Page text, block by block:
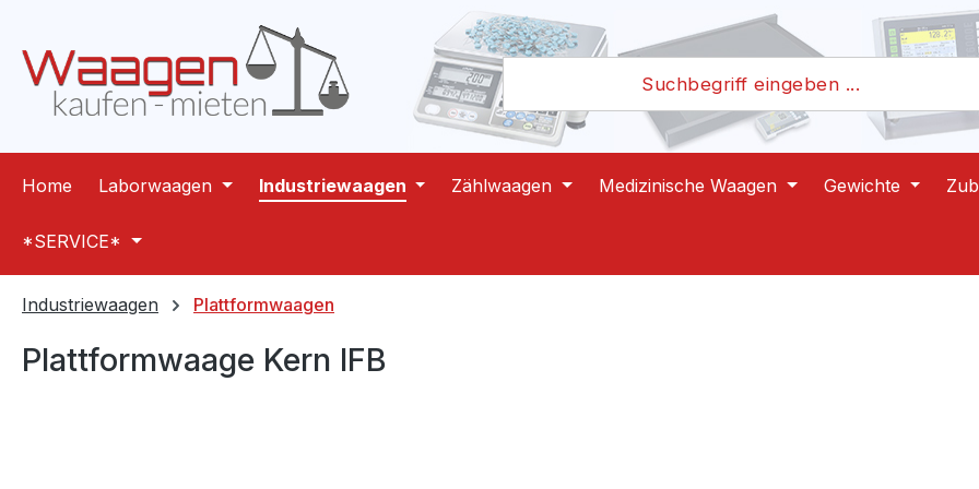
Zur Hauptnavigation springen
Home Laborwaagen Industriewaagen Zählwaagen Medizinische Waagen Gewichte
*SERVICE*
Industriewaagen Plattformwaagen
Plattformwaage Kern IFB